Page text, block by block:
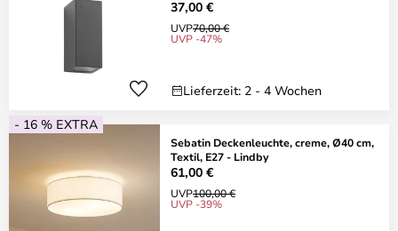
37,00 €
UVP70,00 €
UVP -47%
Lieferzeit: 2 - 4 Wochen
- 16 % EXTRA
Sebatin Deckenleuchte, creme, Ø40 cm,
Textil, E27 - Lindby
61,00 €
UVP100,00 €
UVP -39%